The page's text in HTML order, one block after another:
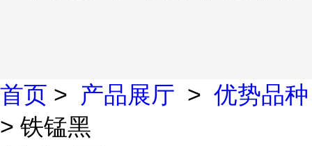
首页 > 产品展厅 > 优势品种
> 铁锰黑